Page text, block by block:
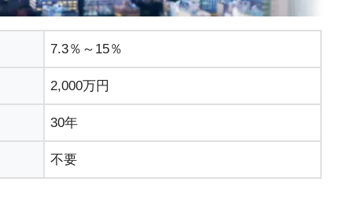
7.3％～15％
2,000万円
30年
不要